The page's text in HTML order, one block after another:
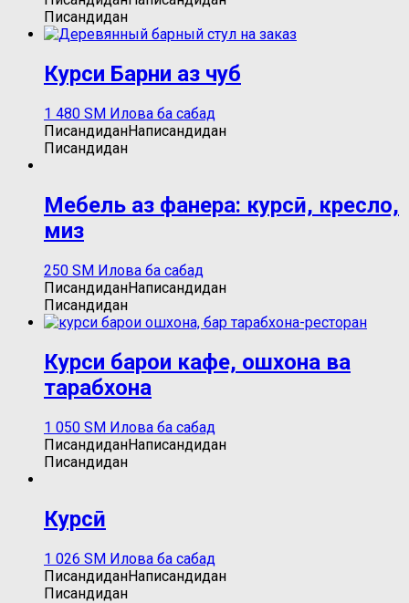
Писандидан
Курси Барни аз чуб
1 480 ЅМ Илова ба сабад
ПисандиданНаписандидан
Писандидан
Мебель аз фанера: курсӣ, кресло,
миз
250 ЅМ Илова ба сабад
ПисандиданНаписандидан
Писандидан
Курси барои кафе, ошхона ва
тарабхона
1 050 ЅМ Илова ба сабад
ПисандиданНаписандидан
Писандидан
Курсӣ
1 026 ЅМ Илова ба сабад
ПисандиданНаписандидан
Писандидан